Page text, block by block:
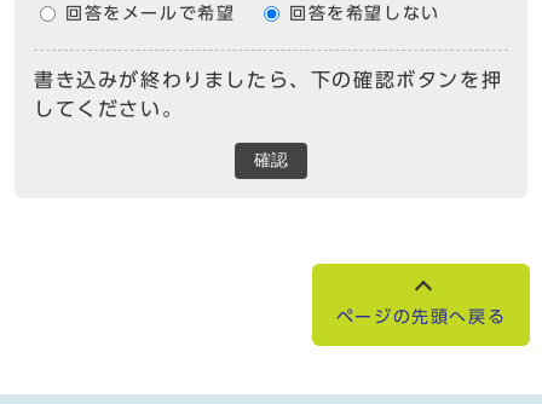
回答をメールで希望 回答を希望しない
書き込みが終わりましたら、下の確認ボタンを押
してください。
確認
ページの先頭へ戻る